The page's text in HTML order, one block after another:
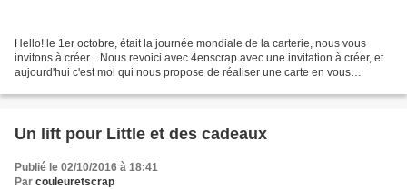
Hello! le 1er octobre, était la journée mondiale de la carterie, nous vous
invitons à créer... Nous revoici avec 4enscrap avec une invitation à créer, et
aujourd'hui c'est moi qui nous propose de réaliser une carte en vous
Un lift pour Little et des cadeaux
Publié le 02/10/2016 à 18:41
Par couleuretscrap